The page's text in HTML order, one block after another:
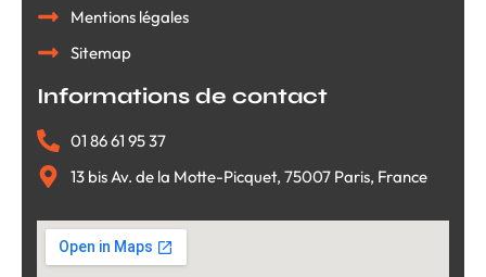
Mentions légales
Sitemap
Informations de contact
01 86 61 95 37
13 bis Av. de la Motte-Picquet, 75007 Paris, France